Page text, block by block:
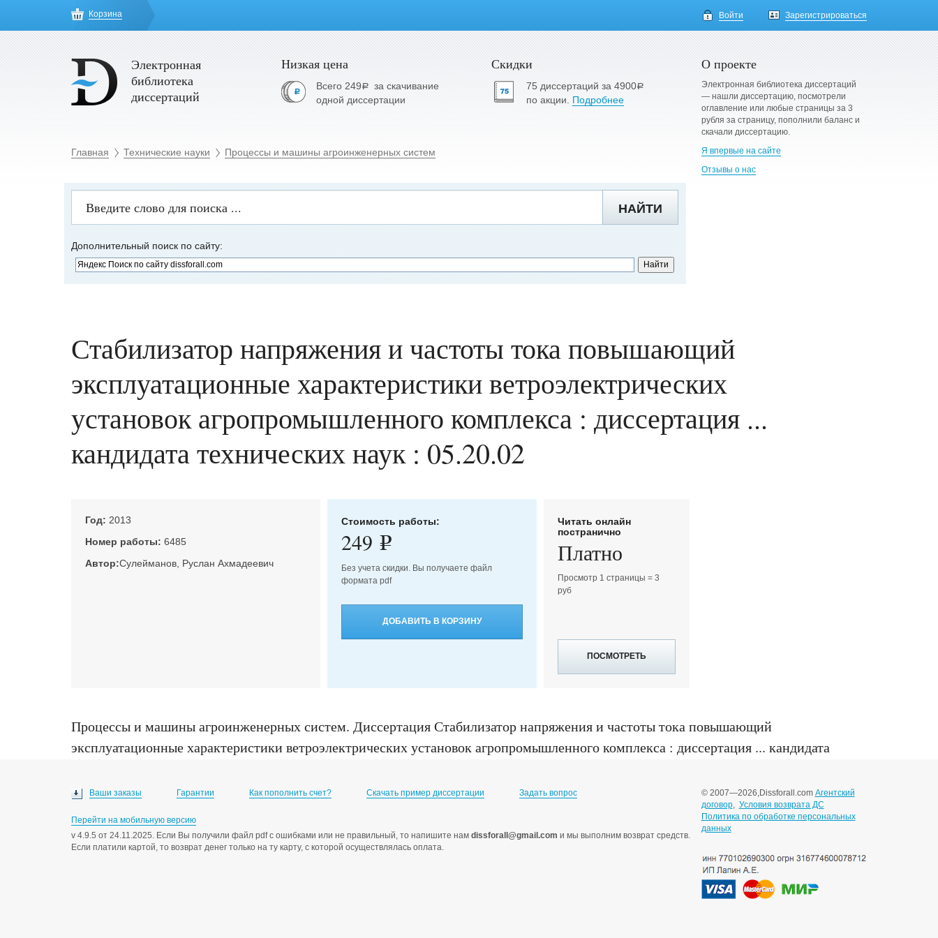
Корзина Войти Зарегистрироваться
Электронная
библиотека
диссертаций
Низкая цена
Всего 249a за скачивание
одной диссертации
Скидки
75 диссертаций за 4900a
по акции. Подробнее
Главная Технические науки Процессы и машины агроинженерных систем
О проекте
Электронная библиотека диссертаций
— нашли диссертацию, посмотрели
оглавление или любые страницы за 3
рубля за страницу, пополнили баланс и
скачали диссертацию.
Я впервые на сайте
Отзывы о нас
НАЙТИ
Дополнительный поиск по сайту:
Стабилизатор напряжения и частоты тока повышающий
эксплуатационные характеристики ветроэлектрических
установок агропромышленного комплекса : диссертация ...
кандидата технических наук : 05.20.02
Год: 2013
Номер работы: 6485
Автор:Сулейманов, Руслан Ахмадеевич
Стоимость работы:
249 e
Без учета скидки. Вы получаете файл
формата pdf
ДОБАВИТЬ В КОРЗИНУ
Читать онлайн
постранично
Платно
Просмотр 1 страницы = 3
руб
ПОСМОТРЕТЬ
Процессы и машины агроинженерных систем. Диссертация Стабилизатор напряжения и частоты тока повышающий
эксплуатационные характеристики ветроэлектрических установок агропромышленного комплекса : диссертация ... кандидата
Ваши заказы Гарантии Как пополнить счет? Скачать пример диссертации Задать вопрос
Перейти на мобильную версию
v 4.9.5 от 24.11.2025. Если Вы получили файл pdf с ошибками или не правильный, то напишите нам dissforall@gmail.com и мы выполним возврат средств.
Если платили картой, то возврат денег только на ту карту, с которой осуществлялась оплата.
© 2007—2026,Dissforall.com Агентский
договор, Условия возврата ДС
Политика по обработке персональных
данных